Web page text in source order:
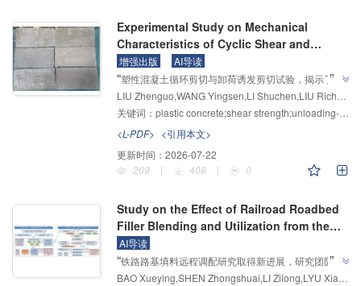
Experimental Study on Mechanical
Characteristics of Cyclic Shear and
Unloading Induced Slip of Plastic
Concrete
增强出版 AI导读
“塑性混凝土循环剪切与卸荷诱发剪切试验，揭示了复
杂加载路径下塑性混凝土的力学响应机制，为解决复杂
应力条件下工程结构设计和安全性评估问题提供解决方
案。”
”
关键词： plastic concrete;shear strength;unloading-induced slip;damage characteristics
<L-PDF> <引用本文>
更新时间： 2026-07-22
209
| 408 | 0
Study on the Effect of Railroad Roadbed
Filler Blending and Utilization from the
Perspective of Telecoupling
AI导读
“铁路路基填料远程调配研究取得新进展，研究团队搭
建了铁路路基填料远程耦合系统分析架构，将远程耦合
”